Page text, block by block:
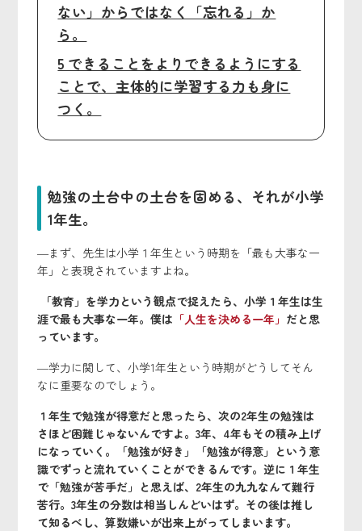
ない」からではなく「忘れる」か
ら。
5 できることをよりできるようにする
ことで、主体的に学習する力も身に
つく。
勉強の土台中の土台を固める、それが小学
1年生。
―まず、先生は小学１年生という時期を「最も大事な一
年」と表現されていますよね。
「教育」を学力という観点で捉えたら、小学１年生は生
涯で最も大事な一年。僕は 「人生を決める一年」 だと思
っています。
―学力に関して、小学1年生という時期がどうしてそん
なに重要なのでしょう。
１年生で勉強が得意だと思ったら、次の2年生の勉強は
さほど困難じゃないんですよ。3年、4年もその積み上げ
になっていく。「勉強が好き」「勉強が得意」という意
識でずっと流れていくことができるんです。逆に１年生
で「勉強が苦手だ」と思えば、2年生の九九なんて難行
苦行。3年生の分数は相当しんどいはず。その後は推し
て知るべし、算数嫌いが出来上がってしまいます。